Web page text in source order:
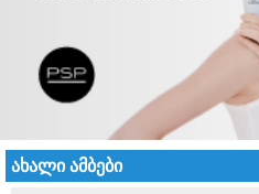
ახალი ამბები